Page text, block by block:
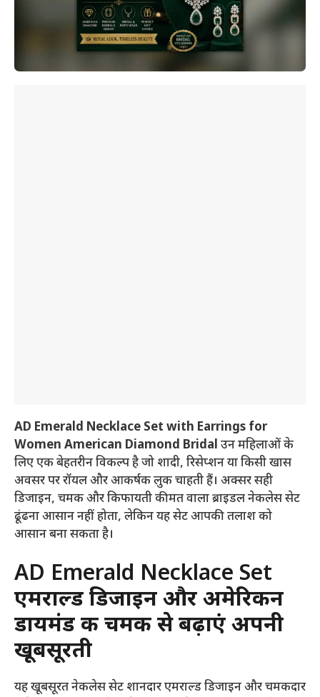
AD Emerald Necklace Set with Earrings for
Women American Diamond Bridal उन महिलाओं के
लिए एक बेहतरीन विकल्प है जो शादी, रिसेप्शन या किसी खास
अवसर पर रॉयल और आकर्षक लुक चाहती हैं। अक्सर सही
डिजाइन, चमक और किफायती कीमत वाला ब्राइडल नेकलेस सेट
ढूंढना आसान नहीं होता, लेकिन यह सेट आपकी तलाश को
आसान बना सकता है।
AD Emerald Necklace Set
एमराल्ड डिजाइन और अमेरिकन
डायमंड की चमक से बढ़ाएं अपनी
खूबसूरती
यह खूबसूरत नेकलेस सेट शानदार एमराल्ड डिजाइन और चमकदार